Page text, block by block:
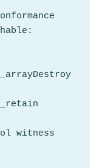
witness